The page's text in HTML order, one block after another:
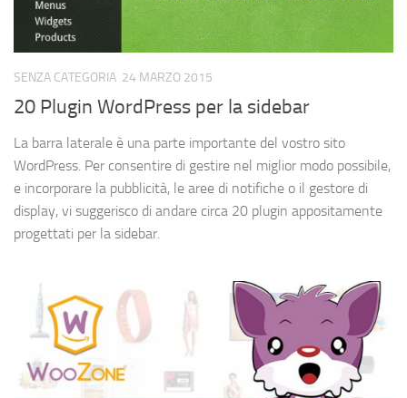
SENZA CATEGORIA 24 MARZO 2015
20 Plugin WordPress per la sidebar
La barra laterale è una parte importante del vostro sito
WordPress. Per consentire di gestire nel miglior modo possibile,
e incorporare la pubblicità, le aree di notifiche o il gestore di
display, vi suggerisco di andare circa 20 plugin appositamente
progettati per la sidebar.